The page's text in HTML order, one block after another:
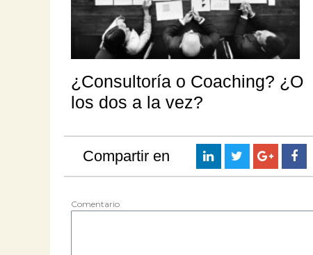
¿Consultoría o Coaching? ¿O
los dos a la vez?
Compartir en
Comentario